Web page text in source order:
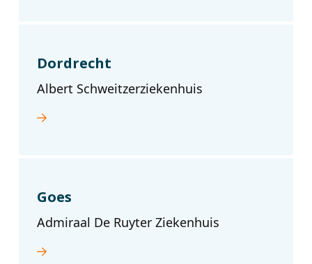
Dordrecht
Albert Schweitzerziekenhuis
Goes
Admiraal De Ruyter Ziekenhuis